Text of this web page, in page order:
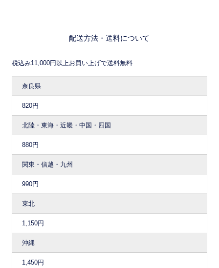
配送方法・送料について
税込み11,000円以上お買い上げで送料無料
奈良県
820円
北陸・東海・近畿・中国・四国
880円
関東・信越・九州
990円
東北
1,150円
沖縄
1,450円